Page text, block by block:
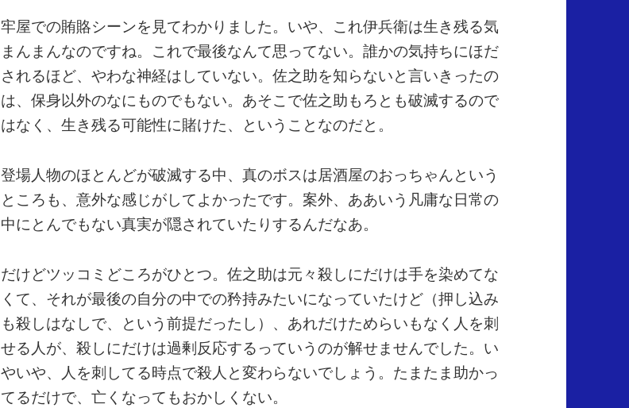
牢屋での賄賂シーンを見てわかりました。いや、これ伊兵衛は生き残る気
まんまんなのですね。これで最後なんて思ってない。誰かの気持ちにほだ
されるほど、やわな神経はしていない。佐之助を知らないと言いきったの
は、保身以外のなにものでもない。あそこで佐之助もろとも破滅するので
はなく、生き残る可能性に賭けた、ということなのだと。
登場人物のほとんどが破滅する中、真のボスは居酒屋のおっちゃんという
ところも、意外な感じがしてよかったです。案外、ああいう凡庸な日常の
中にとんでもない真実が隠されていたりするんだなあ。
だけどツッコミどころがひとつ。佐之助は元々殺しにだけは手を染めてな
くて、それが最後の自分の中での矜持みたいになっていたけど（押し込み
も殺しはなしで、という前提だったし）、あれだけためらいもなく人を刺
せる人が、殺しにだけは過剰反応するっていうのが解せませんでした。い
やいや、人を刺してる時点で殺人と変わらないでしょう。たまたま助かっ
てるだけで、亡くなってもおかしくない。